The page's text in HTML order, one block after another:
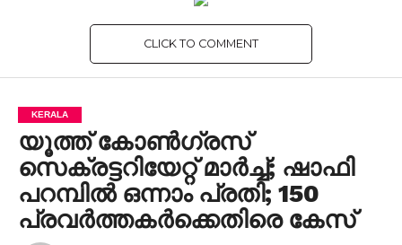
CLICK TO COMMENT
KERALA
യൂത്ത് കോണ്‍ഗ്രസ്
സെക്രട്ടറിയേറ്റ് മാര്‍ച്ച്; ഷാഫി
പറമ്പില്‍ ഒന്നാം പ്രതി; 150
പ്രവര്‍ത്തകര്‍ക്കെതിരെ കേസ്